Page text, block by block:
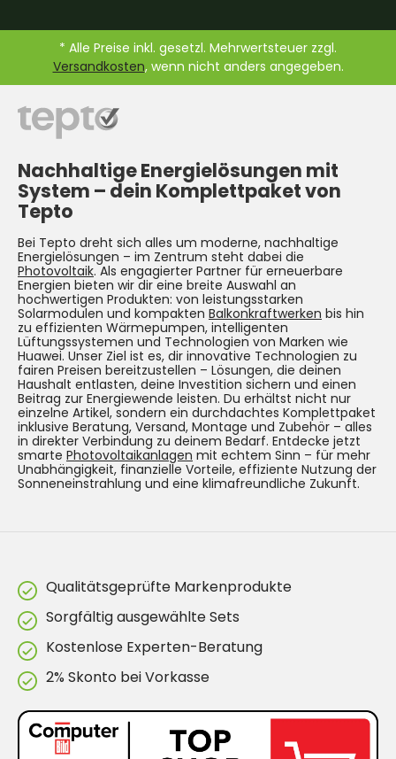
* Alle Preise inkl. gesetzl. Mehrwertsteuer zzgl.
Versandkosten, wenn nicht anders angegeben.
Nachhaltige Energielösungen mit
System – dein Komplettpaket von
Tepto
Bei Tepto dreht sich alles um moderne, nachhaltige
Energielösungen – im Zentrum steht dabei die
Photovoltaik. Als engagierter Partner für erneuerbare
Energien bieten wir dir eine breite Auswahl an
hochwertigen Produkten: von leistungsstarken
Solarmodulen und kompakten Balkonkraftwerken bis hin
zu effizienten Wärmepumpen, intelligenten
Lüftungssystemen und Technologien von Marken wie
Huawei. Unser Ziel ist es, dir innovative Technologien zu
fairen Preisen bereitzustellen – Lösungen, die deinen
Haushalt entlasten, deine Investition sichern und einen
Beitrag zur Energiewende leisten. Du erhältst nicht nur
einzelne Artikel, sondern ein durchdachtes Komplettpaket
inklusive Beratung, Versand, Montage und Zubehör – alles
in direkter Verbindung zu deinem Bedarf. Entdecke jetzt
smarte Photovoltaikanlagen mit echtem Sinn – für mehr
Unabhängigkeit, finanzielle Vorteile, effiziente Nutzung der
Sonneneinstrahlung und eine klimafreundliche Zukunft.
Qualitätsgeprüfte Markenprodukte
Sorgfältig ausgewählte Sets
Kostenlose Experten-Beratung
2% Skonto bei Vorkasse